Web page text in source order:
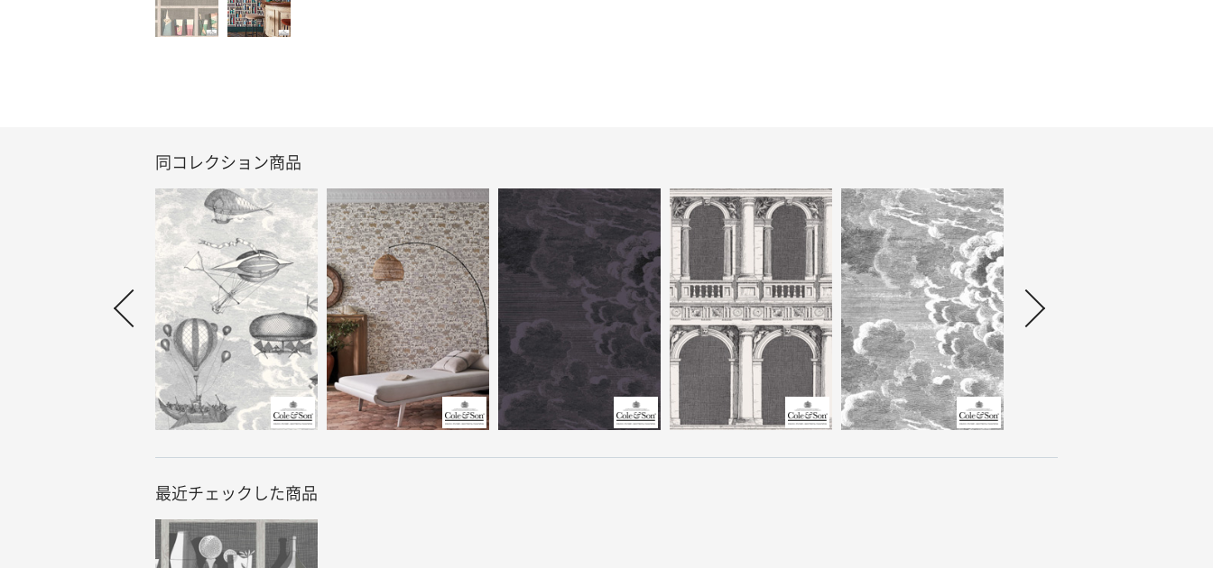
同コレクション商品
最近チェックした商品